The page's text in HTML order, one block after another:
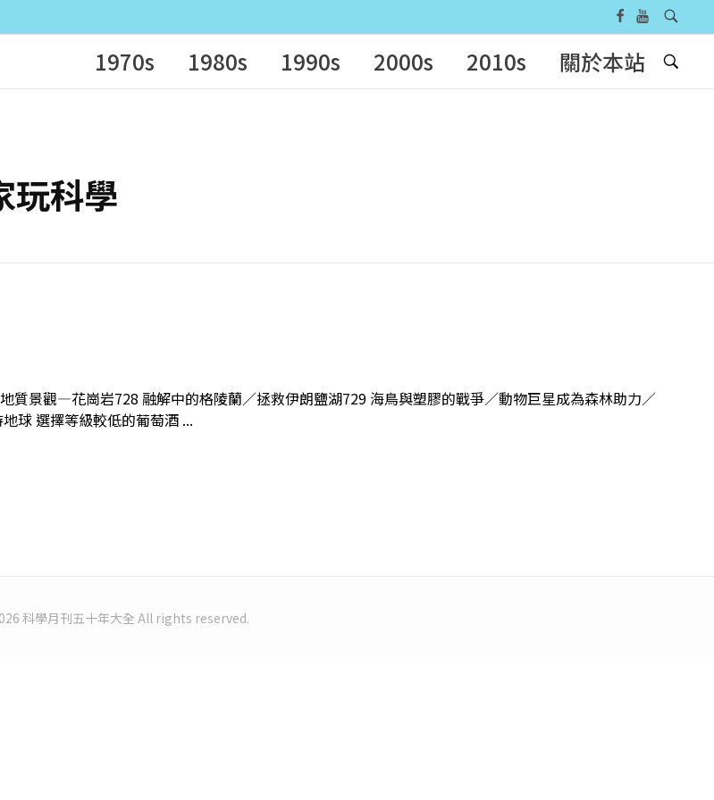
1970s 1980s 1990s 2000s 2010s 關於本站
玩科學
質景觀—花崗岩728 融解中的格陵蘭／拯救伊朗鹽湖729 海鳥與塑膠的戰爭／動物巨星成為森林助力／
球 選擇等級較低的葡萄酒 ...
科學月刊五十年大全 All rights reserved.